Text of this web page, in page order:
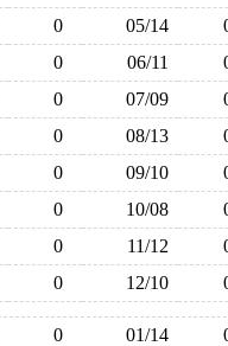
0 05/14
0 06/11
0 07/09
0 08/13
0 09/10
0 10/08
0 11/12
0 12/10
0 01/14